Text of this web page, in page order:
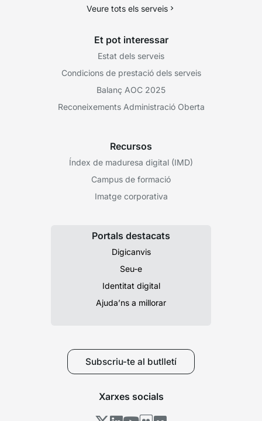
Veure tots els serveis
Et pot interessar
Estat dels serveis
Condicions de prestació dels serveis
Balanç AOC 2025
Reconeixements Administració Oberta
Recursos
Índex de maduresa digital (IMD)
Campus de formació
Imatge corporativa
Portals destacats
Digicanvis
Seu-e
Identitat digital
Ajuda’ns a millorar
Subscriu-te al butlletí
Xarxes socials